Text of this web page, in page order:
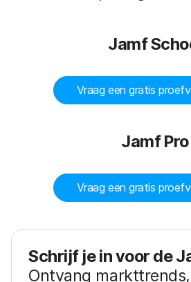
Jamf
Vraag een gratis
Jamf Pro
Vraag een gratis
Schrijf je in voor de
Ontvang